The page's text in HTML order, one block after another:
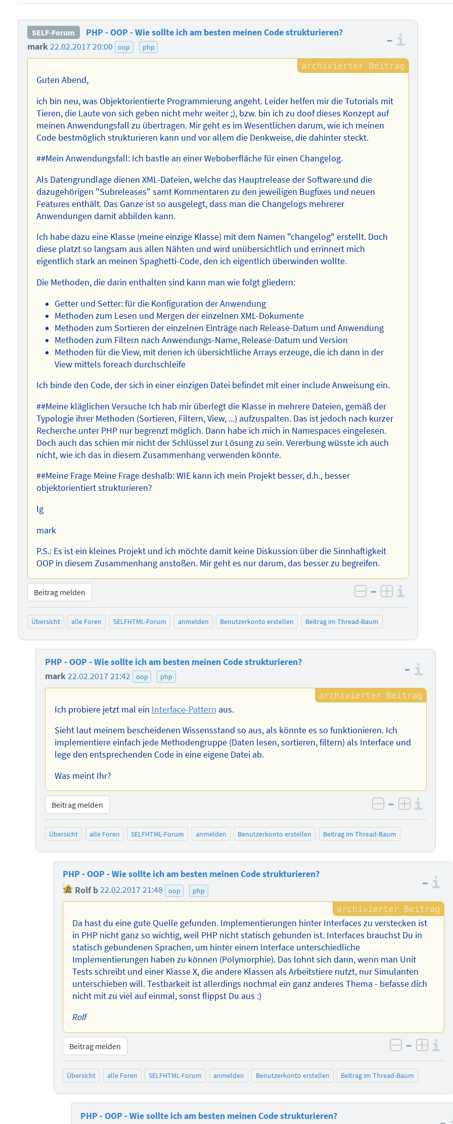
SELF-Forum
PHP - OOP - Wie sollte ich am besten meinen Code strukturieren?
mark22.02.2017 20:00 oop php –
Guten Abend,
ich bin neu, was Objektorientierte Programmierung angeht. Leider helfen mir die Tutorials mit
Tieren, die Laute von sich geben nicht mehr weiter ;), bzw. bin ich zu doof dieses Konzept auf
meinen Anwendungsfall zu übertragen. Mir geht es im Wesentlichen darum, wie ich meinen
Code bestmöglich strukturieren kann und vor allem die Denkweise, die dahinter steckt.
##Mein Anwendungsfall: Ich bastle an einer Weboberfläche für einen Changelog.
Als Datengrundlage dienen XML-Dateien, welche das Hauptrelease der Software und die
dazugehörigen "Subreleases" samt Kommentaren zu den jeweiligen Bugfixes und neuen
Features enthält. Das Ganze ist so ausgelegt, dass man die Changelogs mehrerer
Anwendungen damit abbilden kann.
Ich habe dazu eine Klasse (meine einzige Klasse) mit dem Namen "changelog" erstellt. Doch
diese platzt so langsam aus allen Nähten und wird unübersichtlich und errinnert mich
eigentlich stark an meinen Spaghetti-Code, den ich eigentlich überwinden wollte.
Die Methoden, die darin enthalten sind kann man wie folgt gliedern:
Getter und Setter: für die Konfiguration der Anwendung
Methoden zum Lesen und Mergen der einzelnen XML-Dokumente
Methoden zum Sortieren der einzelnen Einträge nach Release-Datum und Anwendung
Methoden zum Filtern nach Anwendungs-Name, Release-Datum und Version
Methoden für die View, mit denen ich übersichtliche Arrays erzeuge, die ich dann in der
View mittels foreach durchschleife
Ich binde den Code, der sich in einer einzigen Datei befindet mit einer include Anweisung ein.
##Meine kläglichen Versuche Ich hab mir überlegt die Klasse in mehrere Dateien, gemäß der
Typologie ihrer Methoden (Sortieren, Filtern, View, ...) aufzuspalten. Das ist jedoch nach kurzer
Recherche unter PHP nur begrenzt möglich. Dann habe ich mich in Namespaces eingelesen.
Doch auch das schien mir nicht der Schlüssel zur Lösung zu sein. Vererbung wüsste ich auch
nicht, wie ich das in diesem Zusammenhang verwenden könnte.
##Meine Frage Meine Frage deshalb: WIE kann ich mein Projekt besser, d.h., besser
objektorientiert strukturieren?
lg
mark
P.S.: Es ist ein kleines Projekt und ich möchte damit keine Diskussion über die Sinnhaftigkeit
OOP in diesem Zusammenhang anstoßen. Mir geht es nur darum, das besser zu begreifen.
Beitrag melden negativ bewerten
– positiv
Übersicht alle Foren SELFHTML-Forum anmelden Benutzerkonto erstellen Beitrag im Thread-Baum
PHP - OOP - Wie sollte ich am besten meinen Code strukturieren?
mark22.02.2017 21:42 oop php –
Ich probiere jetzt mal ein Interface-Pattern aus.
Sieht laut meinem bescheidenen Wissensstand so aus, als könnte es so funktionieren. Ich
implementiere einfach jede Methodengruppe (Daten lesen, sortieren, filtern) als Interface und
lege den entsprechenden Code in eine eigene Datei ab.
Was meint Ihr?
Beitrag melden negativ
– positiv
Übersicht alle Foren SELFHTML-Forum anmelden Benutzerkonto erstellen Beitrag im Thread-Baum
PHP - OOP - Wie sollte ich am besten meinen Code strukturieren?
Rolf b22.02.2017 21:48 oop php
–
Da hast du eine gute Quelle gefunden. Implementierungen hinter Interfaces zu verstecken ist
in PHP nicht ganz so wichtig, weil PHP nicht statisch gebunden ist. Interfaces brauchst Du in
statisch gebundenen Sprachen, um hinter einem Interface unterschiedliche
Implementierungen haben zu können (Polymorphie). Das lohnt sich dann, wenn man Unit
Tests schreibt und einer Klasse X, die andere Klassen als Arbeitstiere nutzt, nur Simulanten
unterschieben will. Testbarkeit ist allerdings nochmal ein ganz anderes Thema - befasse dich
nicht mit zu viel auf einmal, sonst flippst Du aus :)
Rolf
Beitrag melden negativ
–
Übersicht alle Foren SELFHTML-Forum anmelden Benutzerkonto erstellen Beitrag im Thread-Baum
PHP - OOP - Wie sollte ich am besten meinen Code strukturieren?